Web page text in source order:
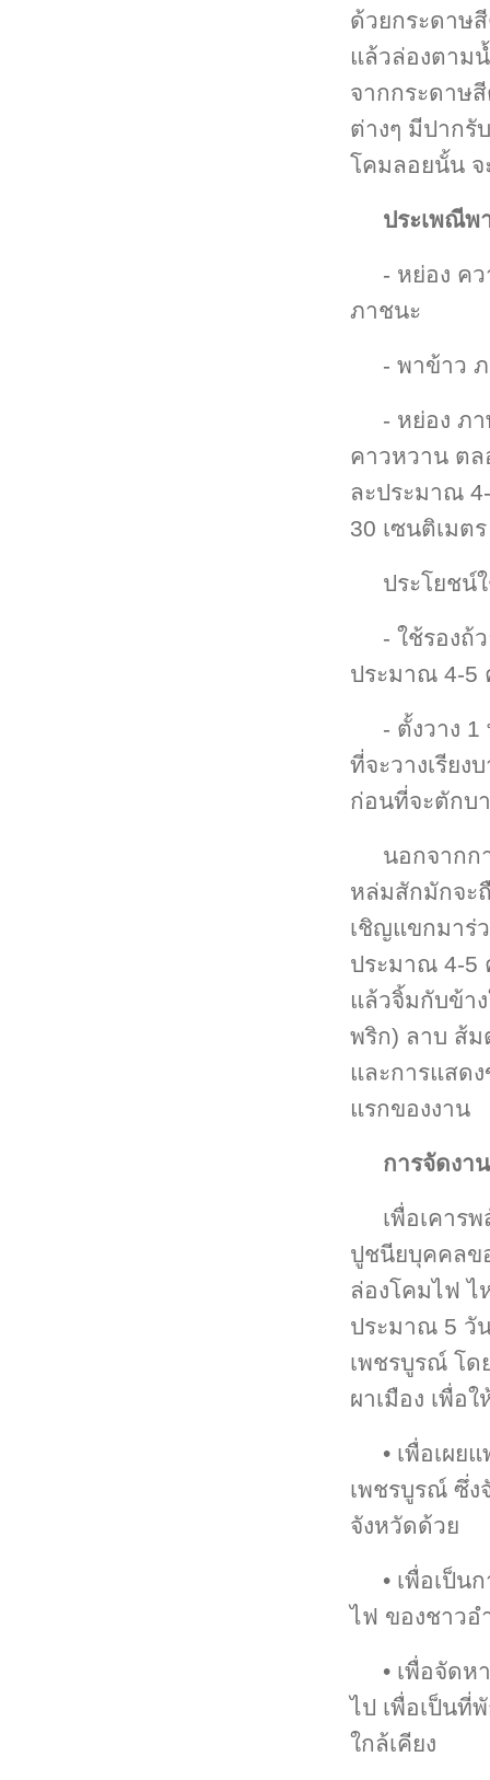
ด้วยกระดาษ
แล้วล่องตาม
จากกระดาษ
ต่างๆ มีปากรั
โคมลอยนั้น จ
ประเพณีพ
- หย่อง ค
ภาชนะ
- พาข้าว
- หย่อง ภ
คาวหวาน ตล
ละประมาณ
30 เซนติเมต
ประโยชน์
- ใช้รองถ้
ประมาณ 4-5
- ตั้งวาง
ที่จะวางเรียง
ก่อนที่จะตักบ
นอกจากก
หล่มสักมักจะ
เชิญแขกมาร่
ประมาณ 4-5
แล้วจิ้มกับข้า
พริก) ลาบ ส้ม
และการแสด
แรกของงาน
การจัดงา
เพื่อเคาร
ปูชนียบุคคลข
ล่องโคมไฟ ไ
ประมาณ 5 วั
เพชรบูรณ์ โด
ผาเมือง เพื่อ
• เพื่อเผย
เพชรบูรณ์ ซึ่ง
จังหวัดด้วย
• เพื่อเป็น
ไฟ ของชาวอ
• เพื่อจัด
ไป เพื่อเป็นที่
ใกล้เคียง